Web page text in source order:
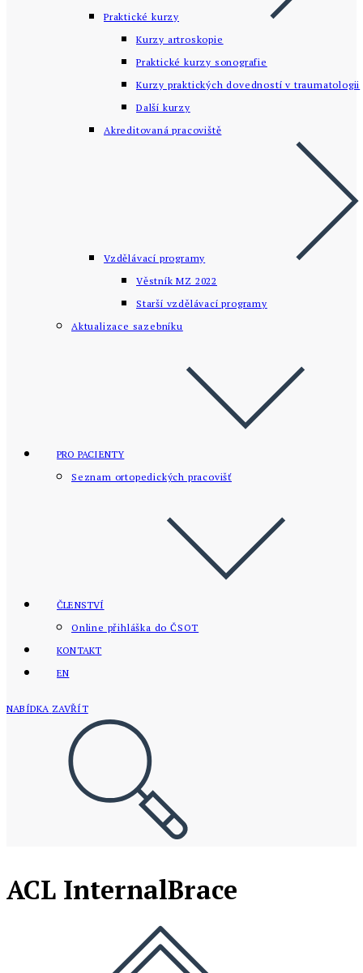
Praktické kurzy
Kurzy artroskopie
Praktické kurzy sonografie
Kurzy praktických dovedností v traumatologii
Další kurzy
Akreditovaná pracoviště
Vzdělávací programy
Věstník MZ 2022
Starší vzdělávací­ programy
Aktualizace sazebníku
PRO PACIENTY
Seznam ortopedických pracovišť
ČLENSTVÍ
Online přihláška do ČSOT
KONTAKT
EN
NABÍDKA ZAVŘÍT
ACL InternalBrace